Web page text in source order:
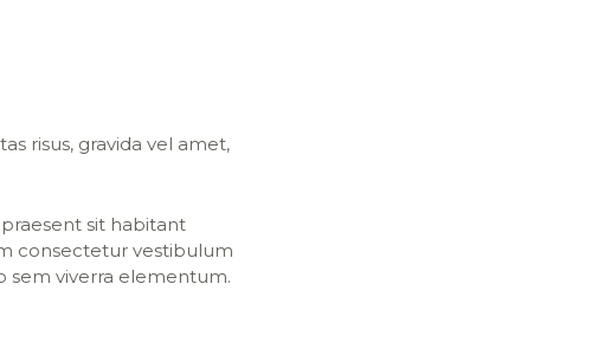
risus, gravida vel amet,
sit habitant
consectetur vestibulum
sem viverra elementum.